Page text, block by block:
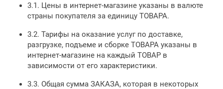
3.1. Цены в интернет-магазине указаны в валюте
страны покупателя за единицу ТОВАРА.
3.2. Тарифы на оказание услуг по доставке,
разгрузке, подъеме и сборке ТОВАРА указаны в
интернет-магазине на каждый ТОВАР в
зависимости от его характеристики.
3.3. Общая сумма ЗАКАЗА, которая в некоторых